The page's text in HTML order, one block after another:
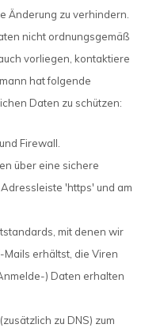
Änderung zu verhindern.
nicht ordnungsgemäß
vorliegen, kontaktiere
hat folgende
Daten zu schützen:
Firewall.
über eine sichere
'https' und am
mit denen wir
Mails erhältst, die Viren
) Daten erhalten
zu DNS) zum